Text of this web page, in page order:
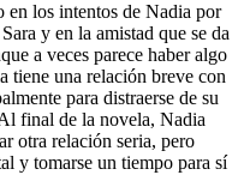
en los intentos de Nadia por
y en la amistad que se da
a veces parece haber algo
tiene una relación breve con
para distraerse de su
final de la novela, Nadia
otra relación seria, pero
y tomarse un tiempo para sí